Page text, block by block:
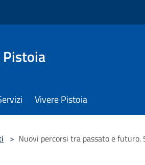
Pistoia
Vivere Pistoia
> Nuovi percorsi tra passato e